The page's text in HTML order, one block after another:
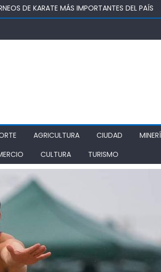
DÍA DE PRESIDIO, AUTOR DE TRÁFICO DE
AGRICULTURA CIUDAD
CULTURA TURISMO